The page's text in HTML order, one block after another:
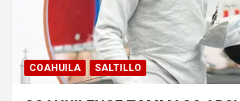
COAHUILA SALTILLO